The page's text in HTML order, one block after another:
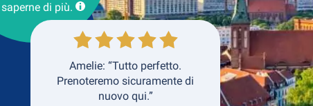
saperne di più.
Amelie: “Tutto perfetto.
Prenoteremo sicuramente di
nuovo qui.”